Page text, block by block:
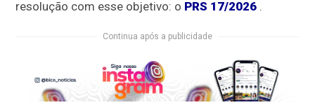
resolução com esse objetivo: o PRS 17/2026 .
Continua após a publicidade